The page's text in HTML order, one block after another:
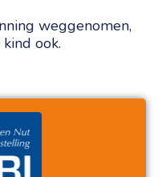
weggenomen,
ook.